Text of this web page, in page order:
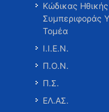
Κώδικας
Συμπεριφοράς
Τομέα
Ι.Ι.Ε.Ν.
Π.Ο.Ν.
Π.Σ.
ΕΛ.ΑΣ.